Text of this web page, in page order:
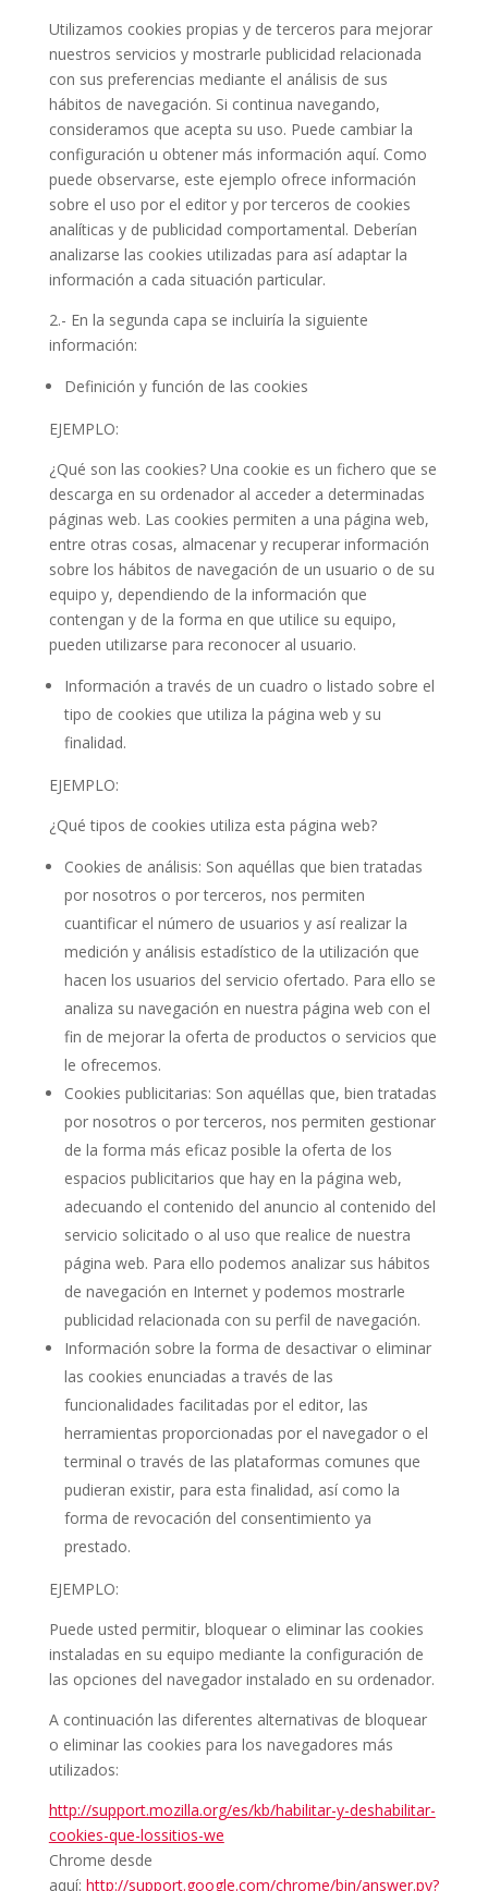
Utilizamos cookies propias y de terceros para mejorar
nuestros servicios y mostrarle publicidad relacionada
con sus preferencias mediante el análisis de sus
hábitos de navegación. Si continua navegando,
consideramos que acepta su uso. Puede cambiar la
configuración u obtener más información aquí. Como
puede observarse, este ejemplo ofrece información
sobre el uso por el editor y por terceros de cookies
analíticas y de publicidad comportamental. Deberían
analizarse las cookies utilizadas para así adaptar la
información a cada situación particular.
2.- En la segunda capa se incluiría la siguiente
información:
Definición y función de las cookies
EJEMPLO:
¿Qué son las cookies? Una cookie es un fichero que se
descarga en su ordenador al acceder a determinadas
páginas web. Las cookies permiten a una página web,
entre otras cosas, almacenar y recuperar información
sobre los hábitos de navegación de un usuario o de su
equipo y, dependiendo de la información que
contengan y de la forma en que utilice su equipo,
pueden utilizarse para reconocer al usuario.
Información a través de un cuadro o listado sobre el
tipo de cookies que utiliza la página web y su
finalidad.
EJEMPLO:
¿Qué tipos de cookies utiliza esta página web?
Cookies de análisis: Son aquéllas que bien tratadas
por nosotros o por terceros, nos permiten
cuantificar el número de usuarios y así realizar la
medición y análisis estadístico de la utilización que
hacen los usuarios del servicio ofertado. Para ello se
analiza su navegación en nuestra página web con el
fin de mejorar la oferta de productos o servicios que
le ofrecemos.
Cookies publicitarias: Son aquéllas que, bien tratadas
por nosotros o por terceros, nos permiten gestionar
de la forma más eficaz posible la oferta de los
espacios publicitarios que hay en la página web,
adecuando el contenido del anuncio al contenido del
servicio solicitado o al uso que realice de nuestra
página web. Para ello podemos analizar sus hábitos
de navegación en Internet y podemos mostrarle
publicidad relacionada con su perfil de navegación.
Información sobre la forma de desactivar o eliminar
las cookies enunciadas a través de las
funcionalidades facilitadas por el editor, las
herramientas proporcionadas por el navegador o el
terminal o través de las plataformas comunes que
pudieran existir, para esta finalidad, así como la
forma de revocación del consentimiento ya
prestado.
EJEMPLO:
Puede usted permitir, bloquear o eliminar las cookies
instaladas en su equipo mediante la configuración de
las opciones del navegador instalado en su ordenador.
A continuación las diferentes alternativas de bloquear
o eliminar las cookies para los navegadores más
utilizados:
http://support.mozilla.org/es/kb/habilitar-y-deshabilitar-
cookies-que-lossitios-we
Chrome desde
aquí: http://support.google.com/chrome/bin/answer.py?